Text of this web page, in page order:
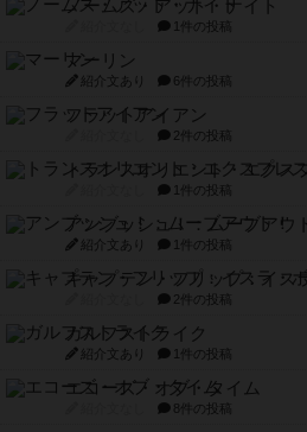
ノームズ・アット・ナイト
1件の投稿
マーリン
紹介文あり 6件の投稿
フラットアイアン
2件の投稿
トランスオリエント・エクス
1件の投稿
アンブッシュ！：ムーブアウ
紹介文あり 1件の投稿
キャプテン・フリップ：イス
2件の投稿
ガルフストライク
紹介文あり 1件の投稿
エコーズ・オブ・タイム
8件の投稿